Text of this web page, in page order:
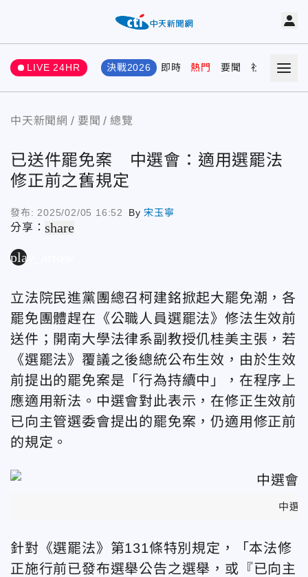
LIVE 24HR 決戰2026 即時 熱門 要聞 社會 娛樂
中天新聞網 要聞 總覽
已送件罷免案 中選會：適用選罷法
修正前之舊規定
發布: 2025/02/05 16:52 By 宋玉寧
分享：share
play_arrow
立法院民進黨團總召柯建銘掀起大罷免潮，各
罷免團體趕在《公職人員選罷法》修法生效前
送件；開南大學法律系副教授仉桂美主張，若
《選罷法》覆議之後總統公布生效，由於生效
前提出的罷免案是「行為持續中」，在程序上
應適用新法。中選會對此表示，在修正生效前
已向主管選委會提出的罷免案，仍適用修正前
的規定。
中選
針對《選罷法》第131條特別規定，「本法修
正施行前已發布選舉公告之選舉，或『已向主